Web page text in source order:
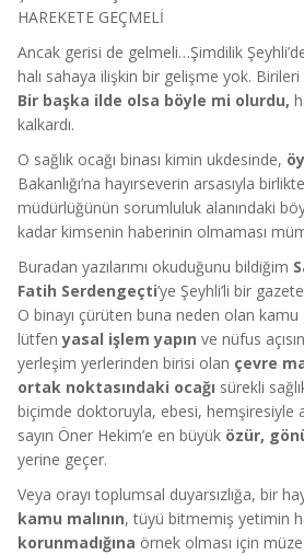
HAREKETE GEÇMELİ
Ancak gerisi de gelmeli…Şimdilik
halı sahaya ilişkin bir gelişme yok.
Bir başka ilde olsa böyle mi olurdu,
kalkardı.
O sağlık ocağı binası kimin ukdesinde,
Bakanlığı’na hayırseverin arsasıyla
müdürlüğünün sorumluluk alanındaki
kadar kimsenin haberinin olmaması
Buradan yazılarımı okuduğunu bildiğim
Fatih Serdengeçti’ye Şeyhli’li bir
O binayı çürüten buna neden olan kamu
lütfenyasal işlem yapın ve nüfus
yerleşim yerlerinden birisi olan çevre
ortak noktasındaki ocağı sürekli
biçimde doktoruyla, ebesi, hemşiresiyle
sayın Öner Hekim’e en büyük özür,
yerine geçer.
Veya orayı toplumsal duyarsızlığa, bir
kamu malının, tüyü bitmemiş yetimin
korunmadığına örnek olması için müze